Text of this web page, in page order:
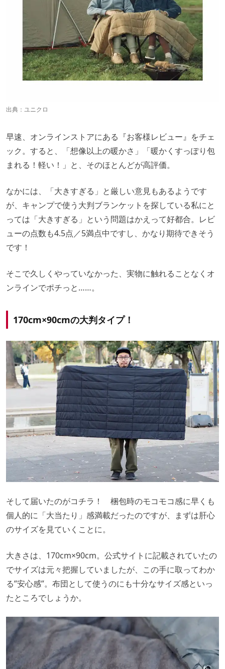
出典： ユニクロ
早速、オンラインストアにある『お客様レビュー』をチェ
ック。すると、「想像以上の暖かさ」「暖かくすっぽり包
まれる！軽い！」と、そのほとんどが高評価。
なかには、「大きすぎる」と厳しい意見もあるようです
が、キャンプで使う大判ブランケットを探している私にと
っては「大きすぎる」という問題はかえって好都合。レビ
ューの点数も4.5点／5満点中ですし、かなり期待できそう
です！
そこで久しくやっていなかった、実物に触れることなくオ
ンラインでポチっと……。
170cm×90cmの大判タイプ！
そして届いたのがコチラ！ 梱包時のモコモコ感に早くも
個人的に「大当たり」感満載だったのですが、まずは肝心
のサイズを見ていくことに。
大きさは、170cm×90cm。公式サイトに記載されていたの
でサイズは元々把握していましたが、この手に取ってわか
る”安心感”。布団として使うのにも十分なサイズ感といっ
たところでしょうか。